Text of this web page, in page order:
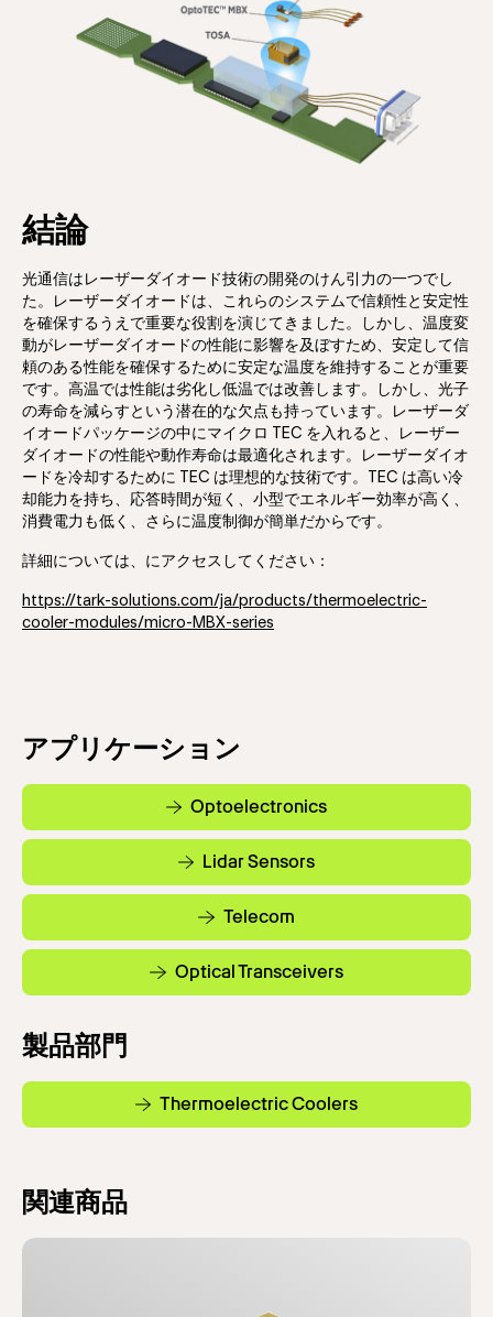
結論
光通信はレーザーダイオード技術の開発のけん引力の一つでし
た。レーザーダイオードは、これらのシステムで信頼性と安定性
を確保するうえで重要な役割を演じてきました。しかし、温度変
動がレーザーダイオードの性能に影響を及ぼすため、安定して信
頼のある性能を確保するために安定な温度を維持することが重要
です。高温では性能は劣化し低温では改善します。しかし、光子
の寿命を減らすという潜在的な欠点も持っています。レーザーダ
イオードパッケージの中にマイクロ TEC を入れると、レーザー
ダイオードの性能や動作寿命は最適化されます。レーザーダイオ
ードを冷却するために TEC は理想的な技術です。TEC は高い冷
却能力を持ち、応答時間が短く、小型でエネルギー効率が高く、
消費電力も低く、さらに温度制御が簡単だからです。
詳細については、にアクセスしてください：
https://tark-solutions.com/ja/products/thermoelectric-
cooler-modules/micro-MBX-series
アプリケーション
Optoelectronics
Lidar Sensors
Telecom
Optical Transceivers
製品部門
Thermoelectric Coolers
関連商品